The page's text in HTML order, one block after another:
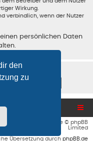
den
zu
Wirkung.
verbindlich, wenn der Nutzer
persönlichen Daten
® Forum Software © phpBB
Limited
Übersetzung durch phpBB.de